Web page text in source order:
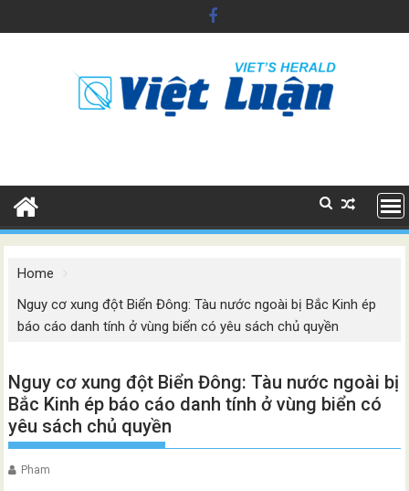
to
Home
Nguy cơ xung đột Biển Đông: Tàu nước ngoài bị Bắc Kinh ép
báo cáo danh tính ở vùng biển có yêu sách chủ quyền
Nguy cơ xung đột Biển Đông: Tàu nước ngoài bị
Bắc Kinh ép báo cáo danh tính ở vùng biển có
yêu sách chủ quyền
Pham